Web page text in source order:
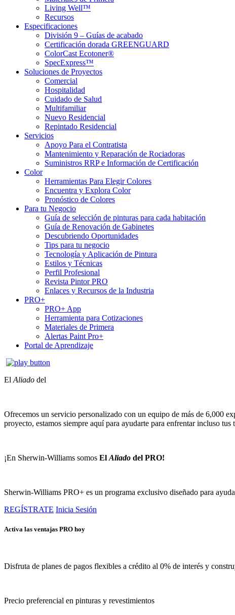
Living Well™
Recursos
Especificaciones
División 9 – Guías de acabado
Certificación dorada GREENGUARD
ColorCast Ecotoner®
SpecExpress™
Soluciones de Proyectos
Comercial
Hospitalidad
Cuidado de Salud
Multifamiliar
Nuevo Residencial
Repintado Residencial
Servicios
Apoyo Para el Contratista
Mantenimiento y Reparación de Rociadoras
Suministros RRP e Información de Certificación
Color
Herramientas Para Elegir Colores
Encuentra y Explora Color
Pronóstico de Colores
Para tu Negocio
Guía de selección de pinturas para cada habitación
Guía de Renovación de Gabinetes
Descubriendo Oportunidades
Tips para tu negocio
Tecnología y Aplicación de Pintura
Estilos y Técnicas
Perfil Profesional
Revista Pintor PRO
Enlaces y Recursos de la Industria
PRO+
PRO+ App
Herramienta para Cotizaciones
Materiales de Primera
Alertas Paint Pro+
Portal de Aprendizaje
El Aliado del
Ofrecemos un servicio personalizado con un equipo de más de 6,000
proyecto, estamos siempre aquí para ayudarte para enfrentar incluso tus
¡En Sherwin-Williams somos El Aliado del PRO!
Sherwin-Williams PRO+ es un programa exclusivo diseñado para
REGÍSTRATE Inicia Sesión
Activa las ventajas PRO hoy
Disfruta de planes de pagos flexibles a crédito al 0% de interés y
Precio preferencial en pinturas y revestimientos